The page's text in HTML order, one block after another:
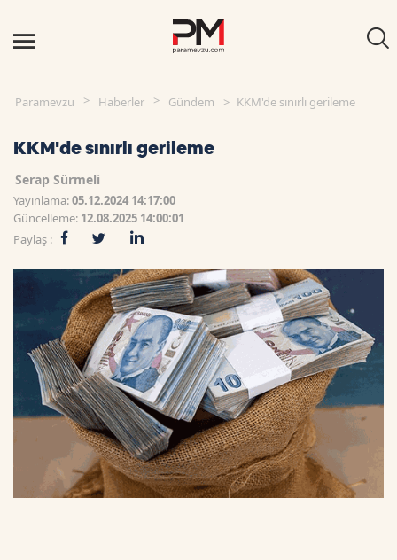
Paramevzu Haberler Gündem KKM'de sınırlı gerileme
KKM'de sınırlı gerileme
Serap Sürmeli
Yayınlama:05.12.2024 14:17:00
Güncelleme: 12.08.2025 14:00:01
Paylaş :